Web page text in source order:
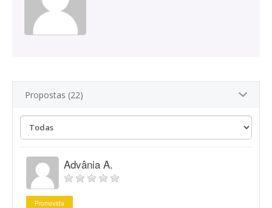
Propostas (22)
Advânia A.
Promovida